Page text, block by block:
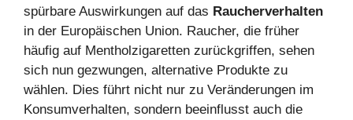
spürbare Auswirkungen auf das Raucherverhalten
in der Europäischen Union. Raucher, die früher
häufig auf Mentholzigaretten zurückgriffen, sehen
sich nun gezwungen, alternative Produkte zu
wählen. Dies führt nicht nur zu Veränderungen im
Konsumverhalten, sondern beeinflusst auch die